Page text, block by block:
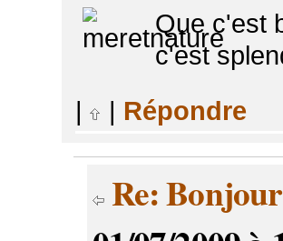
Que c'est
c'est
|
| Répondre
Re: